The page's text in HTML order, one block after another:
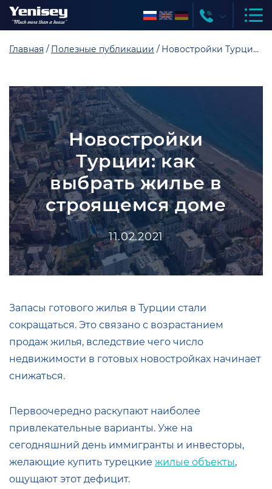
Главная Полезные публикации Новостройки Турции: как выбрать жилье в строящемся доме
Новостройки
Турции: как
выбрать жилье в
строящемся доме
11.02.2021
Запасы готового жилья в Турции стали
сокращаться. Это связано с возрастанием
продаж жилья, вследствие чего число
недвижимости в готовых новостройках начинает
снижаться.
Первоочередно раскупают наиболее
привлекательные варианты. Уже на
сегодняшний день иммигранты и инвесторы,
желающие купить турецкие жилые объекты,
ощущают этот дефицит.